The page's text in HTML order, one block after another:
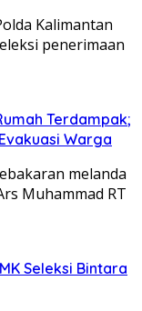
Kalimantan
penerimaan
Terdampak;
Warga
melanda
Muhammad RT
Seleksi Bintara